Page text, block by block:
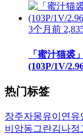
3个月前
「蜜汁猫裘
(103P/1V/
热门标签
장주자몽유이 연유
비앙동그란김나정